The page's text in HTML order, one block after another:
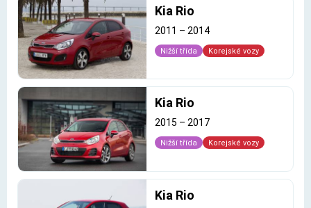
Kia Rio
2011 – 2014
Nižší třída Korejské vozy
Kia Rio
2015 – 2017
Nižší třída Korejské vozy
Kia Rio